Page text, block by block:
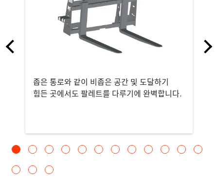
좁은 통로와 같이 비좁은 공간 및 도달하기
힘든 곳에서도 팔레트를 다루기에 완벽합니다.